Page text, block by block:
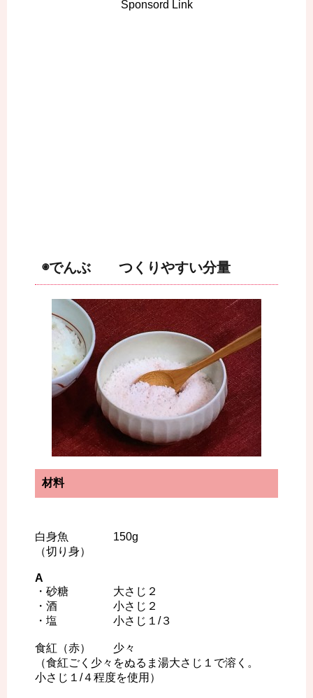
Sponsord Link
◉でんぶ つくりやすい分量
材料
白身魚 150g
（切り身）
A
・砂糖 大さじ２
・酒 小さじ２
・塩 小さじ１/３
食紅（赤） 少々
（食紅ごく少々をぬるま湯大さじ１で溶く。
小さじ１/４程度を使用）